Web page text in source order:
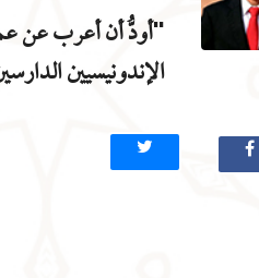
"أودُّ أن أعرب عن
الإندونيسيين